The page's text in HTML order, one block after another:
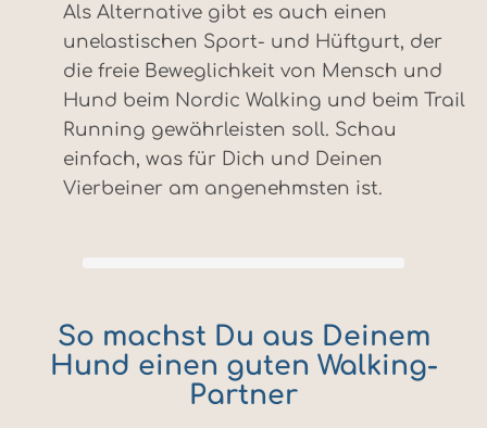
Als Alternative gibt es auch einen
unelastischen Sport- und Hüftgurt, der
die freie Beweglichkeit von Mensch und
Hund beim Nordic Walking und beim Trail
Running gewährleisten soll. Schau
einfach, was für Dich und Deinen
Vierbeiner am angenehmsten ist.
So machst Du aus Deinem
Hund einen guten Walking-
Partner